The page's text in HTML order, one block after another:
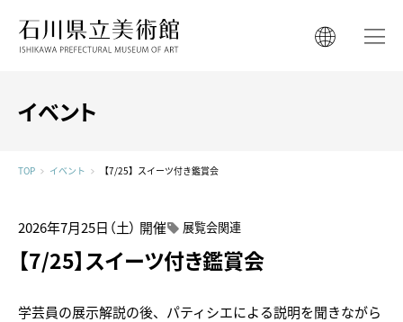
繁體中文
イベント
TOP イベント 【7/25】スイーツ付き鑑賞会
2026年7月25日（土） 開催 展覧会関連
【7/25】スイーツ付き鑑賞会
学芸員の展示解説の後、パティシエによる説明を聞きながら
简体中文
繁體中文